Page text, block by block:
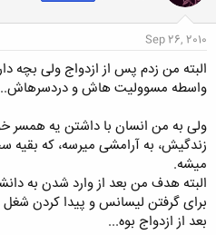
Sep 26, 2010
البته من زدم پس از ازدواج ولی بچه
واسطه مسوولیت هاش و
ولی به من انسان با داشتن یه همسر
زندگیش، به آرامشی میرسه، که بقیه
میشه.
البته هدف من بعد از وارد شدن به
برای گرفتن لیسانس و پیدا کردن
بعد از ازدواج بوه...